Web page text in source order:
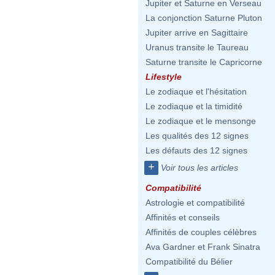
Jupiter et Saturne en Verseau
La conjonction Saturne Pluton
Jupiter arrive en Sagittaire
Uranus transite le Taureau
Saturne transite le Capricorne
Lifestyle
Le zodiaque et l'hésitation
Le zodiaque et la timidité
Le zodiaque et le mensonge
Les qualités des 12 signes
Les défauts des 12 signes
+ Voir tous les articles
Compatibilité
Astrologie et compatibilité
Affinités et conseils
Affinités de couples célèbres
Ava Gardner et Frank Sinatra
Compatibilité du Bélier